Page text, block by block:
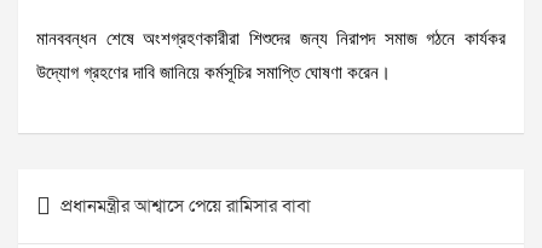
মানববন্ধন শেষে অংশগ্রহণকারীরা শিশুদের জন্য নিরাপদ সমাজ গঠনে কার্যকর
উদ্যোগ গ্রহণের দাবি জানিয়ে কর্মসূচির সমাপ্তি ঘোষণা করেন।
Post
navigation
প্রধানমন্ত্রীর আশ্বাসে পেয়ে রামিসার বাবা